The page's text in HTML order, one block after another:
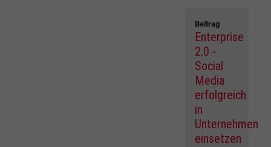
Beitrag
Enterprise
2.0 -
Social
Media
erfolgreich
in
Unternehmen
einsetzen